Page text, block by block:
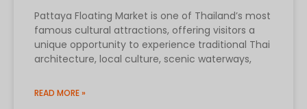
Pattaya Floating Market is one of Thailand’s most
famous cultural attractions, offering visitors a
unique opportunity to experience traditional Thai
architecture, local culture, scenic waterways,
READ MORE »